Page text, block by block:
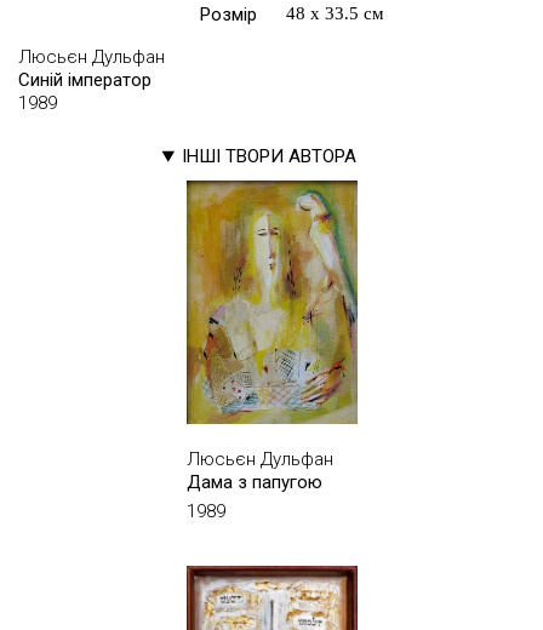
Люсьєн Дульфан
Синій імператор
1989
ІНШІ ТВОРИ АВТОРА
Люсьєн Дульфан
Дама з папугою
1989
Розмір 48 х 33.5 см